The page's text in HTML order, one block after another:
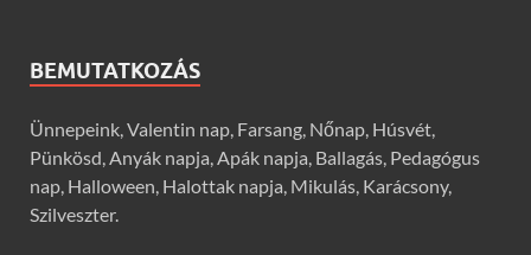
BEMUTATKOZÁS
Ünnepeink, Valentin nap, Farsang, Nőnap, Húsvét,
Pünkösd, Anyák napja, Apák napja, Ballagás, Pedagógus
nap, Halloween, Halottak napja, Mikulás, Karácsony,
Szilveszter.